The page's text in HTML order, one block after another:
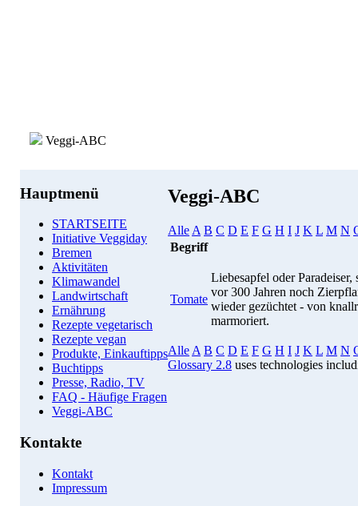
Veggi-ABC
Hauptmenü
STARTSEITE
Initiative Veggiday
Bremen
Aktivitäten
Klimawandel
Landwirtschaft
Ernährung
Rezepte vegetarisch
Rezepte vegan
Produkte, Einkauftipps
Buchtipps
Presse, Radio, TV
FAQ - Häufige Fragen
Veggi-ABC
Kontakte
Kontakt
Impressum
Veggi-ABC
Alle A B C D E F G H I J K L M N
Begriff
Tomate
Liebesapfel oder
vor 300 Jahren noch
wieder gezüchtet - von
marmoriert.
Alle A B C D E F G H I J K L M N
Glossary 2.8 uses technologies